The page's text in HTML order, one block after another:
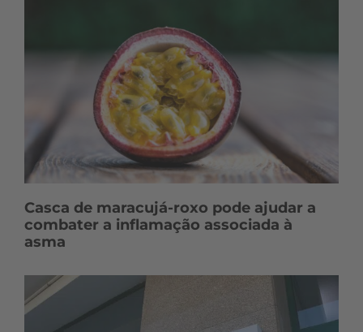
Casca de maracujá-roxo pode ajudar a
combater a inflamação associada à
asma